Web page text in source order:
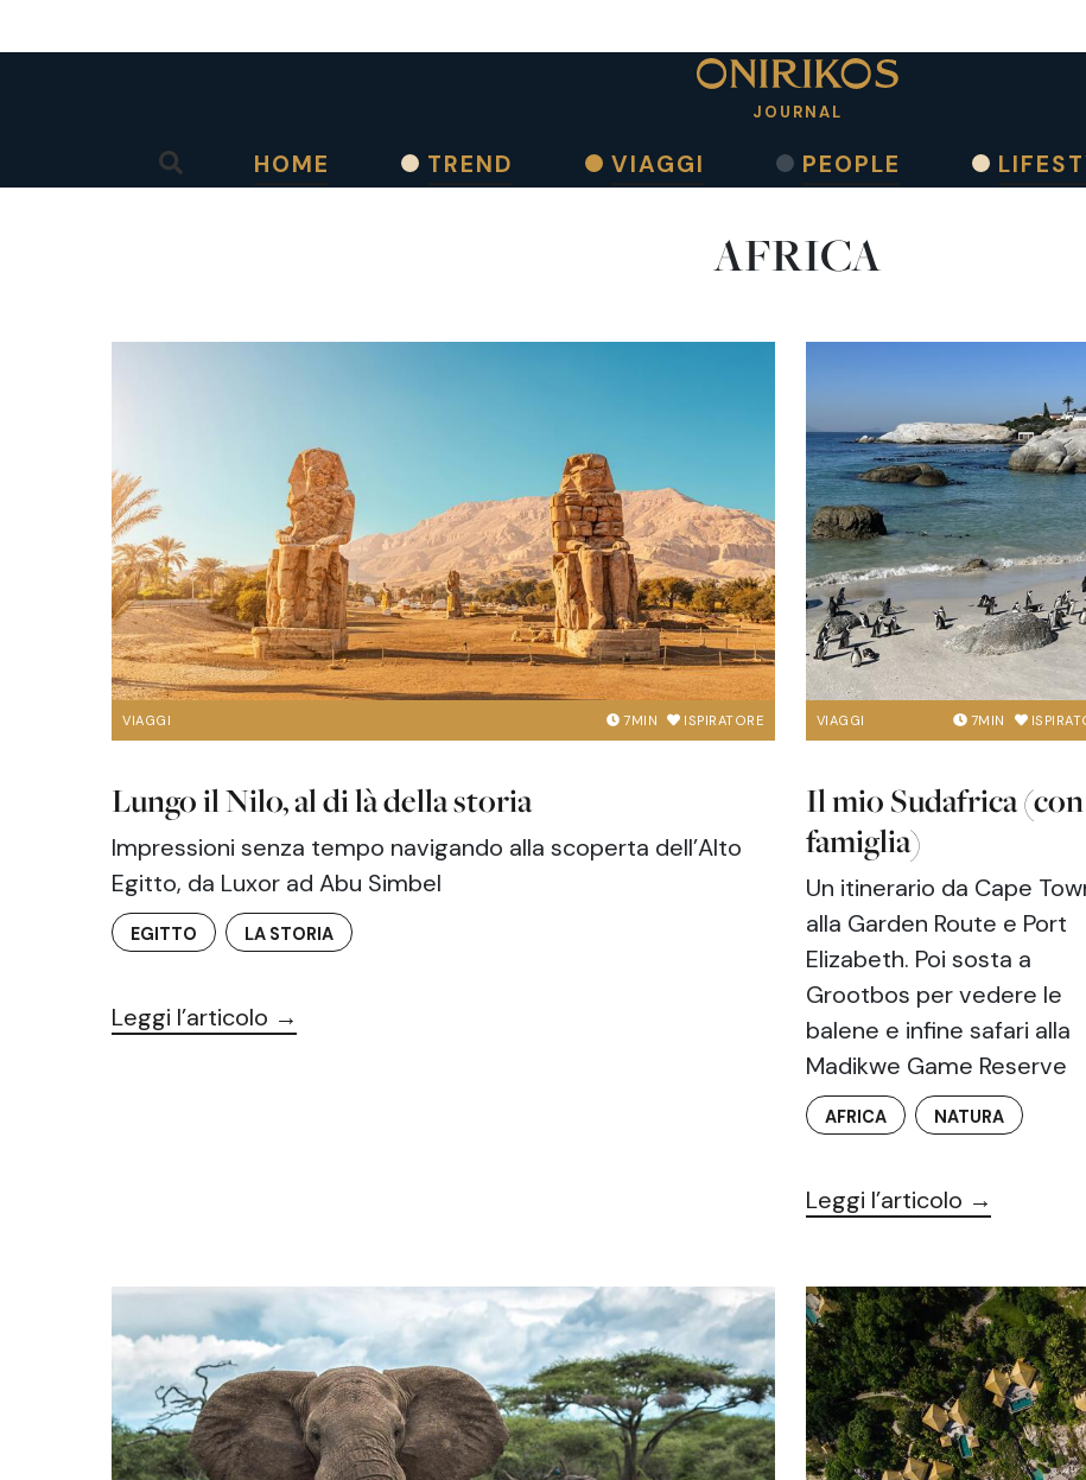
JOURNAL
HOME TREND VIAGGI PEOPLE
AFRICA
VIAGGI 7MIN ISPIRATORE
Lungo il Nilo, al di là della storia
Impressioni senza tempo navigando alla scoperta dell’Alto
Egitto, da Luxor ad Abu Simbel
EGITTO LA STORIA
Leggi l’articolo →
VIAGGI 7MIN
Il mio Sudafrica
famiglia)
Un itinerario da Cape
alla Garden Route e Port
Elizabeth. Poi sosta a
Grootbos per vedere le
balene e infine safari alla
Madikwe Game Reserve
AFRICA NATURA
Leggi l’articolo →